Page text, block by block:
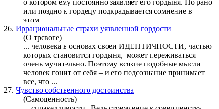
о котором ему постоянно заявляет его гордыня. Но рано
или поздно к гордецу подкрадывается сомнение в
этом ...
26. Иррациональные страхи уязвленной гордости
(О тревоге)
... человека в основах своей ИДЕНТИЧНОСТИ, частью
которых становится гордыня, может переживаться
очень мучительно. Поэтому всякие подобные мысли
человек гонит от себя – и его подсознание принимает
все, что ...
27. Чувство собственного достоинства
(Самоценность)